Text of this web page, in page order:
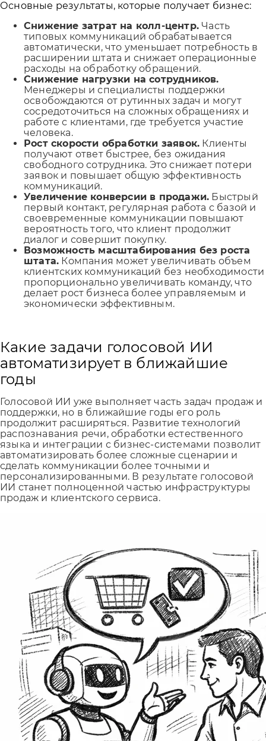
Основные результаты, которые получает бизнес:
Снижение затрат на колл-центр. Часть
типовых коммуникаций обрабатывается
автоматически, что уменьшает потребность в
расширении штата и снижает операционные
расходы на обработку обращений.
Снижение нагрузки на сотрудников.
Менеджеры и специалисты поддержки
освобождаются от рутинных задач и могут
сосредоточиться на сложных обращениях и
работе с клиентами, где требуется участие
человека.
Рост скорости обработки заявок. Клиенты
получают ответ быстрее, без ожидания
свободного сотрудника. Это снижает потери
заявок и повышает общую эффективность
коммуникаций.
Увеличение конверсии в продажи. Быстрый
первый контакт, регулярная работа с базой и
своевременные коммуникации повышают
вероятность того, что клиент продолжит
диалог и совершит покупку.
Возможность масштабирования без роста
штата. Компания может увеличивать объем
клиентских коммуникаций без необходимости
пропорционально увеличивать команду, что
делает рост бизнеса более управляемым и
экономически эффективным.
Какие задачи голосовой ИИ
автоматизирует в ближайшие
годы
Голосовой ИИ уже выполняет часть задач продаж и
поддержки, но в ближайшие годы его роль
продолжит расширяться. Развитие технологий
распознавания речи, обработки естественного
языка и интеграции с бизнес-системами позволит
автоматизировать более сложные сценарии и
сделать коммуникации более точными и
персонализированными. В результате голосовой
ИИ станет полноценной частью инфраструктуры
продаж и клиентского сервиса.